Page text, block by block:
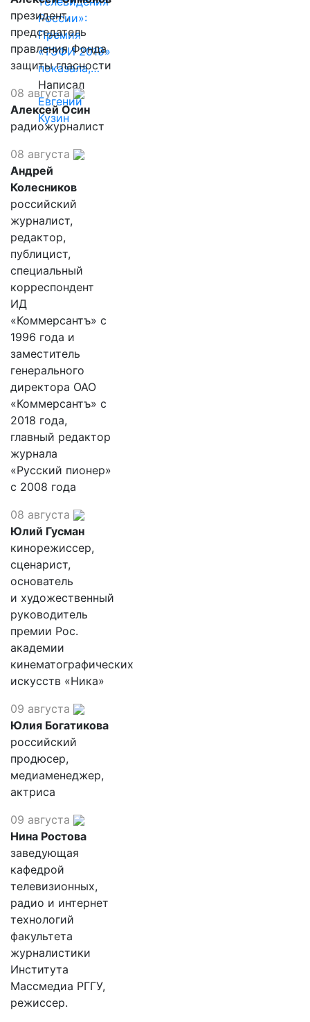
России»:
Премия
«ТЭФИ 2019»
показала,…
Написал
Евгений
Кузин
президент,
председатель
правления Фонда
защиты гласности
08 августа
Алексей Осин
радиожурналист
08 августа
Андрей
Колесников
российский
журналист,
редактор,
публицист,
специальный
корреспондент
ИД
«Коммерсантъ» с
1996 года и
заместитель
генерального
директора ОАО
«Коммерсантъ» с
2018 года,
главный редактор
журнала
«Русский пионер»
с 2008 года
08 августа
Юлий Гусман
кинорежиссер,
сценарист,
основатель
и художественный
руководитель
премии Рос.
академии
кинематографических
искусств «Ника»
09 августа
Юлия Богатикова
российский
продюсер,
медиаменеджер,
актриса
09 августа
Нина Ростова
заведующая
кафедрой
телевизионных,
радио и интернет
технологий
факультета
журналистики
Института
Массмедиа РГГУ,
режиссер.